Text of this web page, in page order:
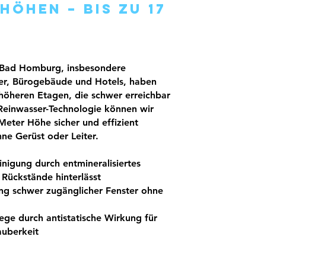
– bis zu 17
Homburg, insbesondere
Bürogebäude und Hotels, haben
Etagen, die schwer erreichbar
Technologie können wir
Höhe sicher und effizient
Gerüst oder Leiter.
durch entmineralisiertes
hinterlässt
schwer zugänglicher Fenster ohne
durch antistatische Wirkung für